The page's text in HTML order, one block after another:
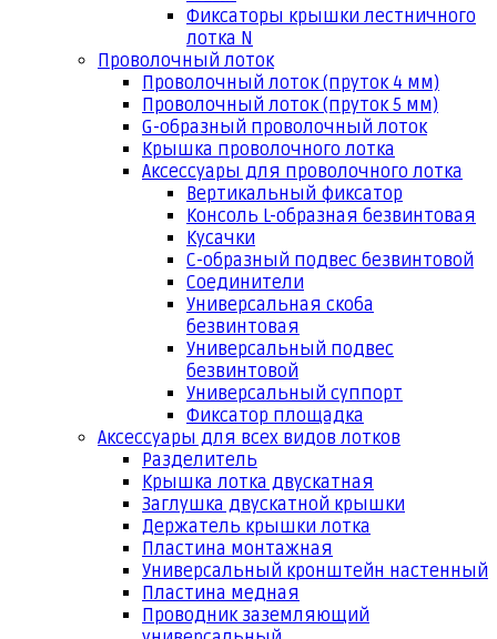
Фиксаторы крышки лестничного
лотка N
Проволочный лоток
Проволочный лоток (пруток 4 мм)
Проволочный лоток (пруток 5 мм)
G-образный проволочный лоток
Крышка проволочного лотка
Аксессуары для проволочного лотка
Вертикальный фиксатор
Консоль L-образная безвинтовая
Кусачки
С-образный подвес безвинтовой
Соединители
Универсальная скоба
безвинтовая
Универсальный подвес
безвинтовой
Универсальный суппорт
Фиксатор площадка
Аксессуары для всех видов лотков
Разделитель
Крышка лотка двускатная
Заглушка двускатной крышки
Держатель крышки лотка
Пластина монтажная
Универсальный кронштейн настенный
Пластина медная
Проводник заземляющий